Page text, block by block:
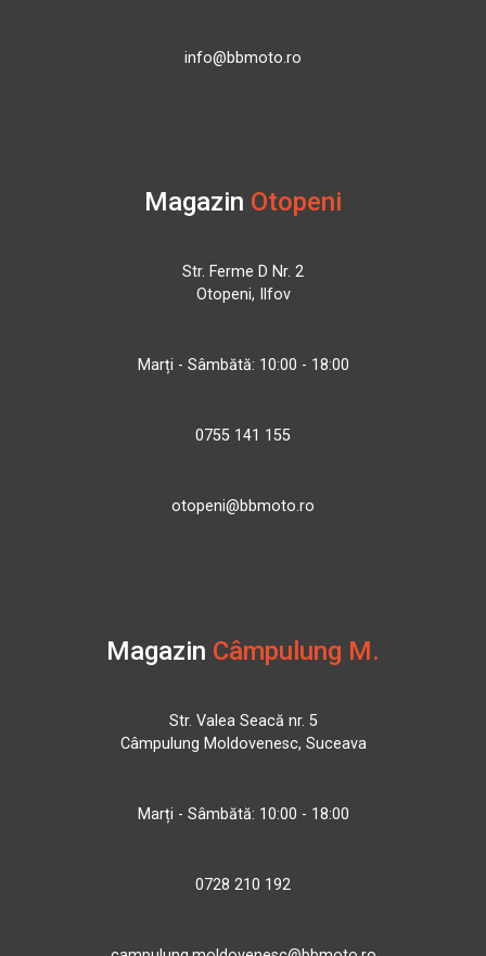
info@bbmoto.ro
Magazin Otopeni
Str. Ferme D Nr. 2
Otopeni, Ilfov
Marți - Sâmbătă: 10:00 - 18:00
0755 141 155
otopeni@bbmoto.ro
Magazin Câmpulung M.
Str. Valea Seacă nr. 5
Câmpulung Moldovenesc, Suceava
Marți - Sâmbătă: 10:00 - 18:00
0728 210 192